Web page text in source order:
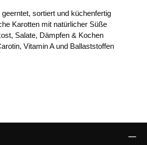
geerntet, sortiert und küchenfertig
Karotten mit natürlicher Süße
Salate, Dämpfen & Kochen
Vitamin A und Ballaststoffen